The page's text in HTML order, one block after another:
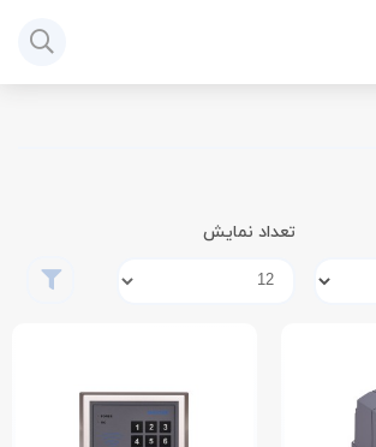
تعداد نمایش